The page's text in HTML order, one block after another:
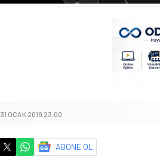
31 OCAK 2019 23:00
ABONE OL